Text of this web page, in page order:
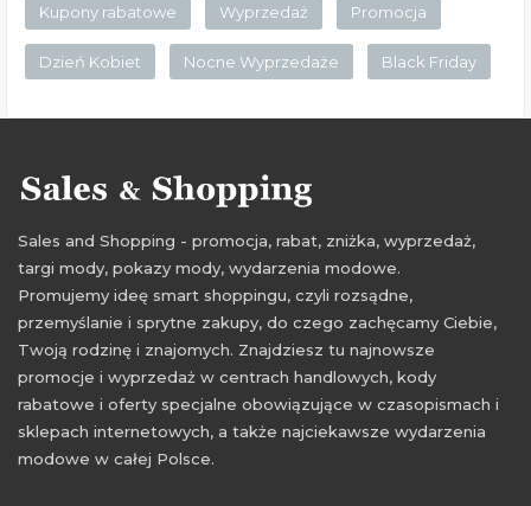
Kupony rabatowe Wyprzedaż Promocja
Dzień Kobiet Nocne Wyprzedaże Black Friday
Sales and Shopping - promocja, rabat, zniżka, wyprzedaż,
targi mody, pokazy mody, wydarzenia modowe.
Promujemy ideę smart shoppingu, czyli rozsądne,
przemyślanie i sprytne zakupy, do czego zachęcamy Ciebie,
Twoją rodzinę i znajomych. Znajdziesz tu najnowsze
promocje i wyprzedaż w centrach handlowych, kody
rabatowe i oferty specjalne obowiązujące w czasopismach i
sklepach internetowych, a także najciekawsze wydarzenia
modowe w całej Polsce.